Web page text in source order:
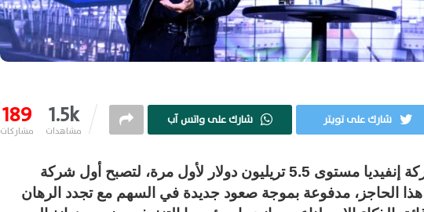
189
مشاركات 1.5k
مشاهدات
شارك على تويتر شارك على واتس آب
لامست القيمة السوقية لشركة إنفيديا مستوى 5.5 تريليون دولار لأول مرة، لتصبح أول شركة
الحاجز، مدفوعة بموجة صعود جديدة في السهم مع تجدد الرهان